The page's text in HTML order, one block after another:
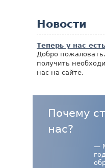
Новости
Теперь у нас
Добро
получить
нас на сайте.
Почему
нас?
—